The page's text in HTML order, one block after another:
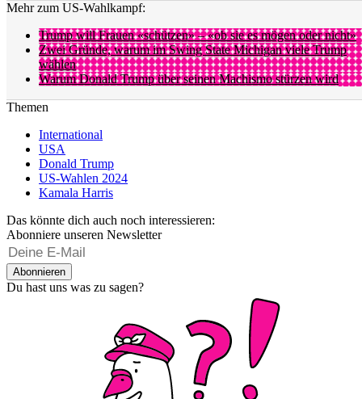
Mehr zum US-Wahlkampf:
Trump will Frauen «schützen» – «ob sie es mögen oder nicht»
Zwei Gründe, warum im Swing State Michigan viele Trump
wählen
Warum Donald Trump über seinen Machismo stürzen wird
Themen
International
USA
Donald Trump
US-Wahlen 2024
Kamala Harris
Das könnte dich auch noch interessieren:
Abonniere unseren Newsletter
Abonnieren
Du hast uns was zu sagen?